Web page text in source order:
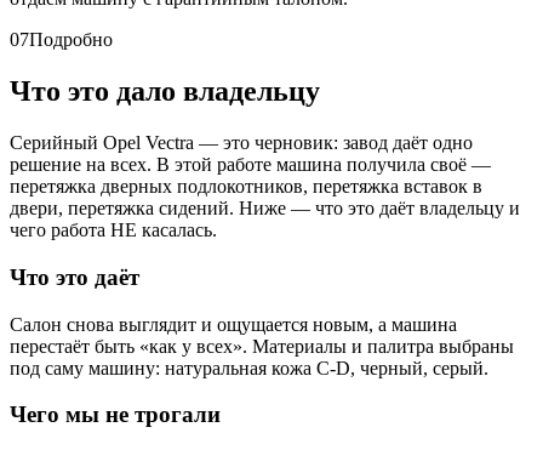
07Подробно
Что это дало владельцу
Серийный Opel Vectra — это черновик: завод даёт одно
решение на всех. В этой работе машина получила своё —
перетяжка дверных подлокотников, перетяжка вставок в
двери, перетяжка сидений. Ниже — что это даёт владельцу и
чего работа НЕ касалась.
Что это даёт
Салон снова выглядит и ощущается новым, а машина
перестаёт быть «как у всех». Материалы и палитра выбраны
под саму машину: натуральная кожа C-D, черный, серый.
Чего мы не трогали